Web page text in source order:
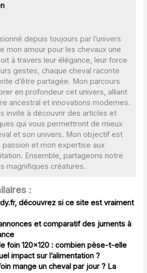
depuis toujours par l’univers
mon amour pour les chevaux une
à travers leur élégance, leur force
gestes, chaque cheval raconte
d’être partagée. Mon parcours
en profondeur cet univers, alliant
ancestral et innovations modernes.
invite à découvrir des articles et
qui vous permettront de mieux
et son univers. Mon objectif est
et mon expertise aux
Ensemble, partageons notre
magnifiques créatures.
:
découvrez si ce site est vraiment
et comparatif des juments à
foin 120×120 : combien pèse-t-elle
impact sur l’alimentation ?
mange un cheval par jour ? La